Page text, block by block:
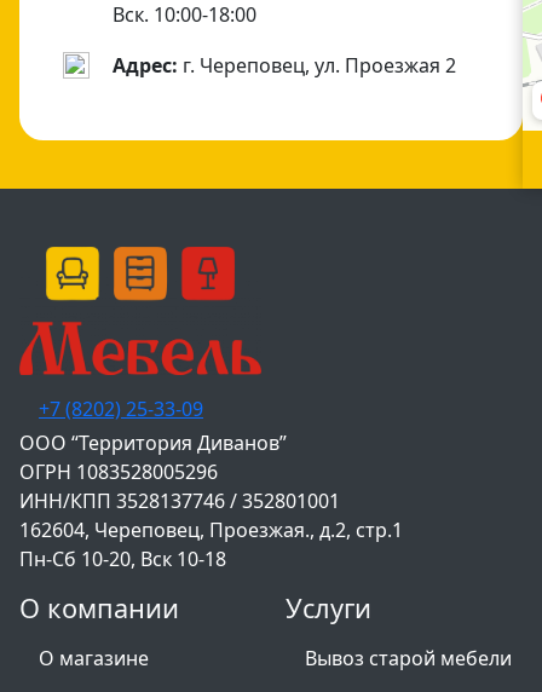
Вск. 10:00-18:00
Адрес: г. Череповец, ул. Проезжая 2
О компании
О магазине
Услуги
Вывоз старой мебели
+7 (8202) 25-33-09
‌ООО “Территория Диванов”
ОГРН 1083528005296
ИНН/КПП 3528137746 / 352801001
162604, Череповец, Проезжая., д.2, стр.1
Пн-Сб 10-20, Вск 10-18